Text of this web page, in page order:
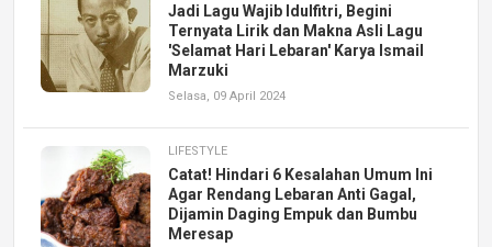
Jadi Lagu Wajib Idulfitri, Begini
Ternyata Lirik dan Makna Asli Lagu
'Selamat Hari Lebaran' Karya Ismail
Marzuki
Selasa, 09 April 2024
LIFESTYLE
Catat! Hindari 6 Kesalahan Umum Ini
Agar Rendang Lebaran Anti Gagal,
Dijamin Daging Empuk dan Bumbu
Meresap